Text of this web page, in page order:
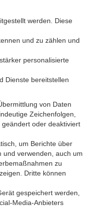
werden. Diese
und zu zählen und
personalisierte
Dienste bereitstellen
von Daten
Zeichenfolgen,
oder deaktiviert
um Berichte über
und verwenden, auch um
zu
Dritte können
gespeichert werden,
Media-Anbieters